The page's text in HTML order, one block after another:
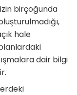
birçoğunda
hale
dair bilgi